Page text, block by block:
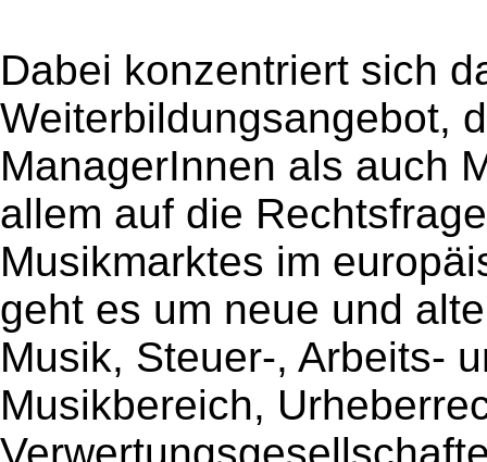
Dabei konzentriert sich
Weiterbildungsangebot,
ManagerInnen als auch
allem auf die
Musikmarktes im
geht es um neue und
Musik, Steuer-, Arbeits-
Musikbereich,